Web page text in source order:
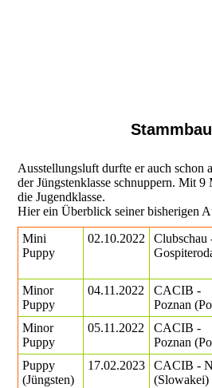
Ausstellungsluft durfte er auch schon
der Jüngstenklasse schnuppern. Mit 9
die Jugendklasse.
Hier ein Überblick seiner bisherigen
Mini
Puppy
02.10.2022
Clubschau
Minor
Puppy
04.11.2022
CACIB -
Poznan
Minor
Puppy
05.11.2022
CACIB -
Poznan
Puppy
(Jüngsten)
17.02.2023
CACIB -
(Slowakei)